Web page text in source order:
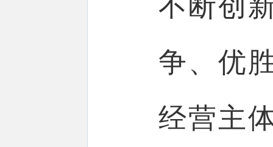
不断创
争、优
经营主